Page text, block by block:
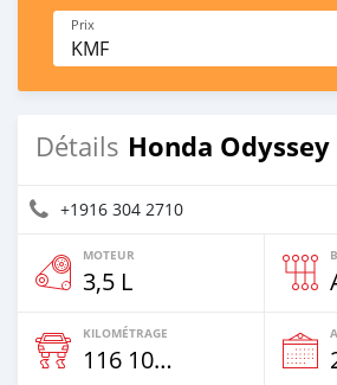
Prix
KMF
Détails Honda Odyssey
+1916 304 2710
MOTEUR
3,5 L
KILOMÉTRAGE
116 100 Km